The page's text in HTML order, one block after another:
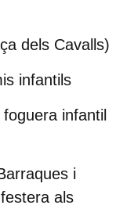
dels Cavalls)
infantils
infantil
i
als